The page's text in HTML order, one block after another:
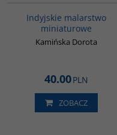
Indyjskie malarstwo
miniaturowe
Kamińska Dorota
40.00PLN
ZOBACZ